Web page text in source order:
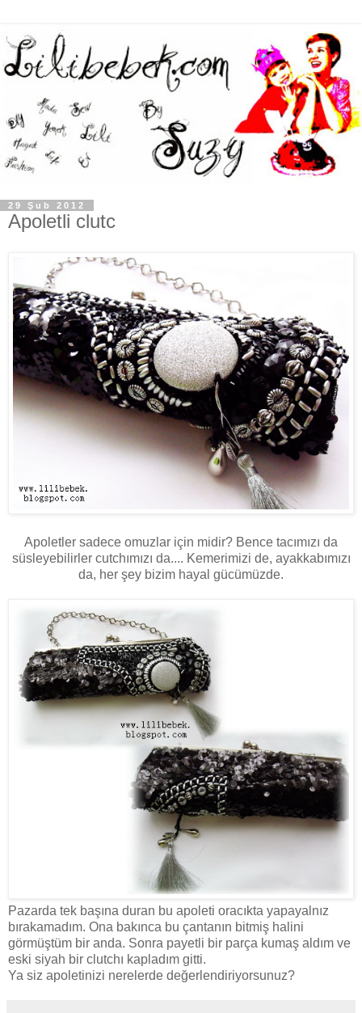
29 Şub 2012
Apoletli clutc
Apoletler sadece omuzlar için midir? Bence tacımızı da
süsleyebilirler cutchımızı da.... Kemerimizi de, ayakkabımızı
da, her şey bizim hayal gücümüzde.
Pazarda tek başına duran bu apoleti oracıkta yapayalnız
bırakamadım. Ona bakınca bu çantanın bitmiş halini
görmüştüm bir anda. Sonra payetli bir parça kumaş aldım ve
eski siyah bir clutchı kapladım gitti.
Ya siz apoletinizi nerelerde değerlendiriyorsunuz?